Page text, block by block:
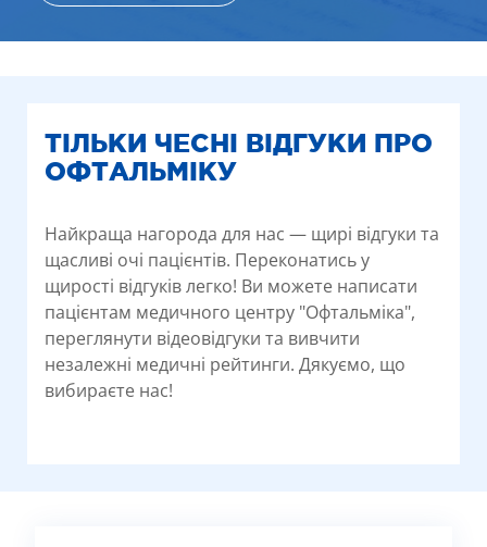
ТІЛЬКИ ЧЕСНІ ВІДГУКИ ПРО
ОФТАЛЬМІКУ
Найкраща нагорода для нас — щирі відгуки та
щасливі очі пацієнтів. Переконатись у
щирості відгуків легко! Ви можете написати
пацієнтам медичного центру "Офтальміка",
переглянути відеовідгуки та вивчити
незалежні медичні рейтинги. Дякуємо, що
вибираєте нас!